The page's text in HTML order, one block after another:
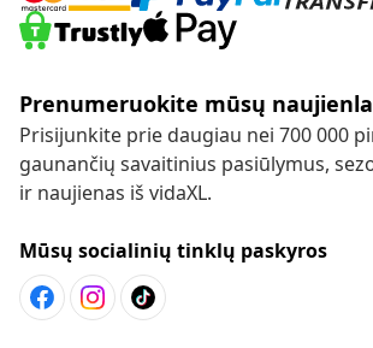
Prenumeruokite mūsų
Prisijunkite prie daugiau nei 700 000
gaunančių savaitinius pasiūlymus,
ir naujienas iš vidaXL.
Mūsų socialinių tinklų paskyros